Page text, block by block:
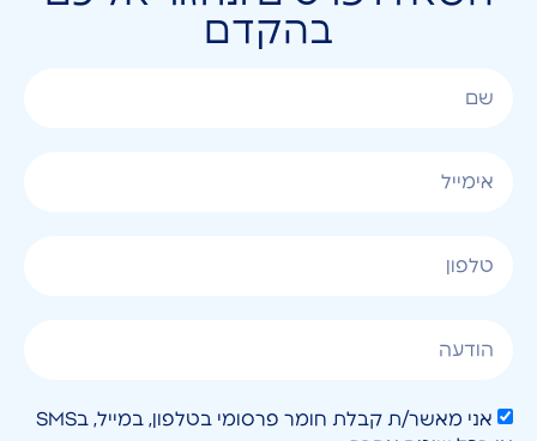
בהקדם
אני מאשר/ת קבלת חומר פרסומי בטלפון, במייל, בSMS